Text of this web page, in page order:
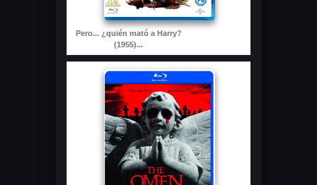
Pero... ¿quién mató a Harry?
(1955)...